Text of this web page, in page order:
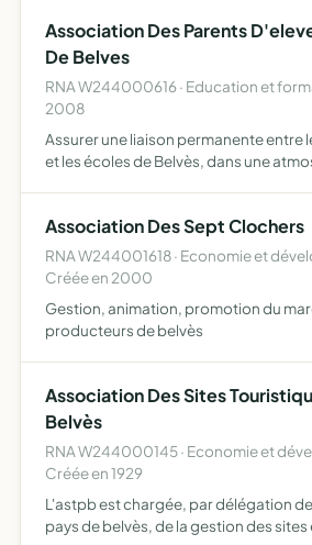
Association Des Parents
De Belves
RNA W244000616 · Education et
2008
Assurer une liaison permanente entre
et les écoles de Belvès, dans une
Association Des Sept Clochers
RNA W244001618 · Economie et
Créée en 2000
Gestion, animation, promotion du
producteurs de belvès
Association Des Sites
Belvès
RNA W244000145 · Economie et
Créée en 1929
L'astpb est chargée, par délégation
pays de belvès, de la gestion des